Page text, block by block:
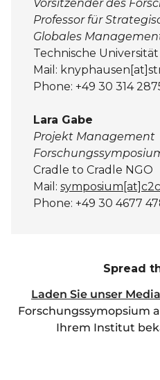
Vorsitzender des
Professor für
Globales
Technische
Mail:
Phone: +49 30 314
Lara Gabe
Projekt Management
Cradle to Cradle NGO
Mail:
Phone: +49 30 4677
Spread
Laden Sie unser
Forschungssymopsium
Ihrem Institut